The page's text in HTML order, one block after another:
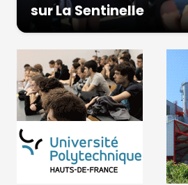
sur La Sentinelle